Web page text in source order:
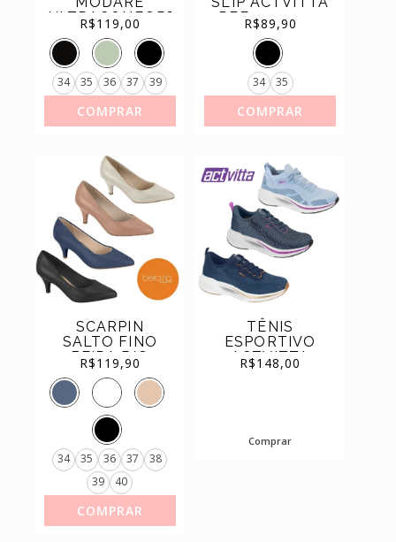
ULTRACONFORTO
SALTO
GROSSO
ELÁSTICO
7187.100
R$119,00
34 35 36 37 39
COMPRAR
REF.4202.500
R$89,90
34 35
COMPRAR
SCARPIN
SALTO FINO
BEIRA RIO
ULTRA
CONFORTO
REF.4076.1350
R$119,90
34 35 36 37
38
39
40
COMPRAR
TÊNIS
ESPORTIVO
ACTVITTA
64041900
R$148,00
Comprar
SAPATILHAS
TÊNIS (44)